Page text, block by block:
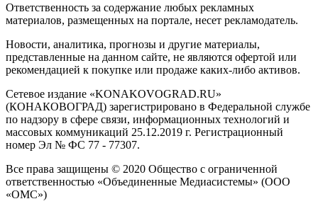
Ответственность за содержание любых рекламных
материалов, размещенных на портале, несет рекламодатель.
Новости, аналитика, прогнозы и другие материалы,
представленные на данном сайте, не являются офертой или
рекомендацией к покупке или продаже каких-либо активов.
Сетевое издание «KONAKOVOGRAD.RU»
(КОНАКОВОГРАД) зарегистрировано в Федеральной службе
по надзору в сфере связи, информационных технологий и
массовых коммуникаций 25.12.2019 г. Регистрационный
номер Эл № ФС 77 - 77307.
Все права защищены © 2020 Общество с ограниченной
ответственностью «Объединенные Медиасистемы» (ООО
«ОМС»)